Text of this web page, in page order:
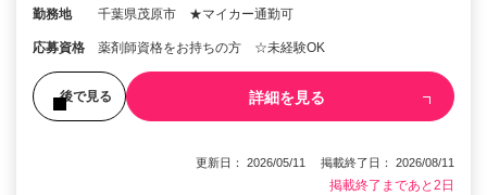
勤務地 千葉県茂原市 ★マイカー通勤可
応募資格 薬剤師資格をお持ちの方 ☆未経験OK
後で見る 詳細を見る
更新日： 2026/05/11 掲載終了日： 2026/08/11
掲載終了まであと2日